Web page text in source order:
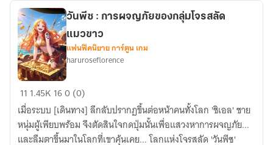
วัน
พีซ
:
การ
วันพีซ : การผจญภัยของกลุ่มโจรสลัด
แมวขาว
แฟนฟิคนิยาย การ์ตูน เกม
haruroseflorence
11 1.45K 160 (0)
เมื่อระบบ [เดินทาง] ลึกลับปรากฏขึ้นต่อหน้าคนทั้งโลก 'ชิเอล' ชาย
หนุ่มผู้เพียบพร้อม จึงตัดสินใจกดปุ่มนั้นเพื่อแสวงหาการผจญภัย...
และลืมตาขึ้นมาในโลกที่เขาคุ้นเคย... โลกแห่งโจรสลัด 'วันพีซ'